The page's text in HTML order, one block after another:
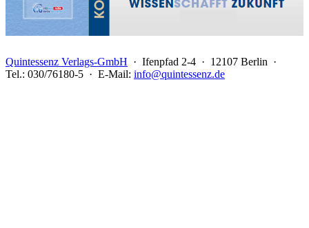
Quintessenz Verlags-GmbH · Ifenpfad 2-4 · 12107 Berlin ·
Tel.: 030/76180-5 · E-Mail: info@quintessenz.de